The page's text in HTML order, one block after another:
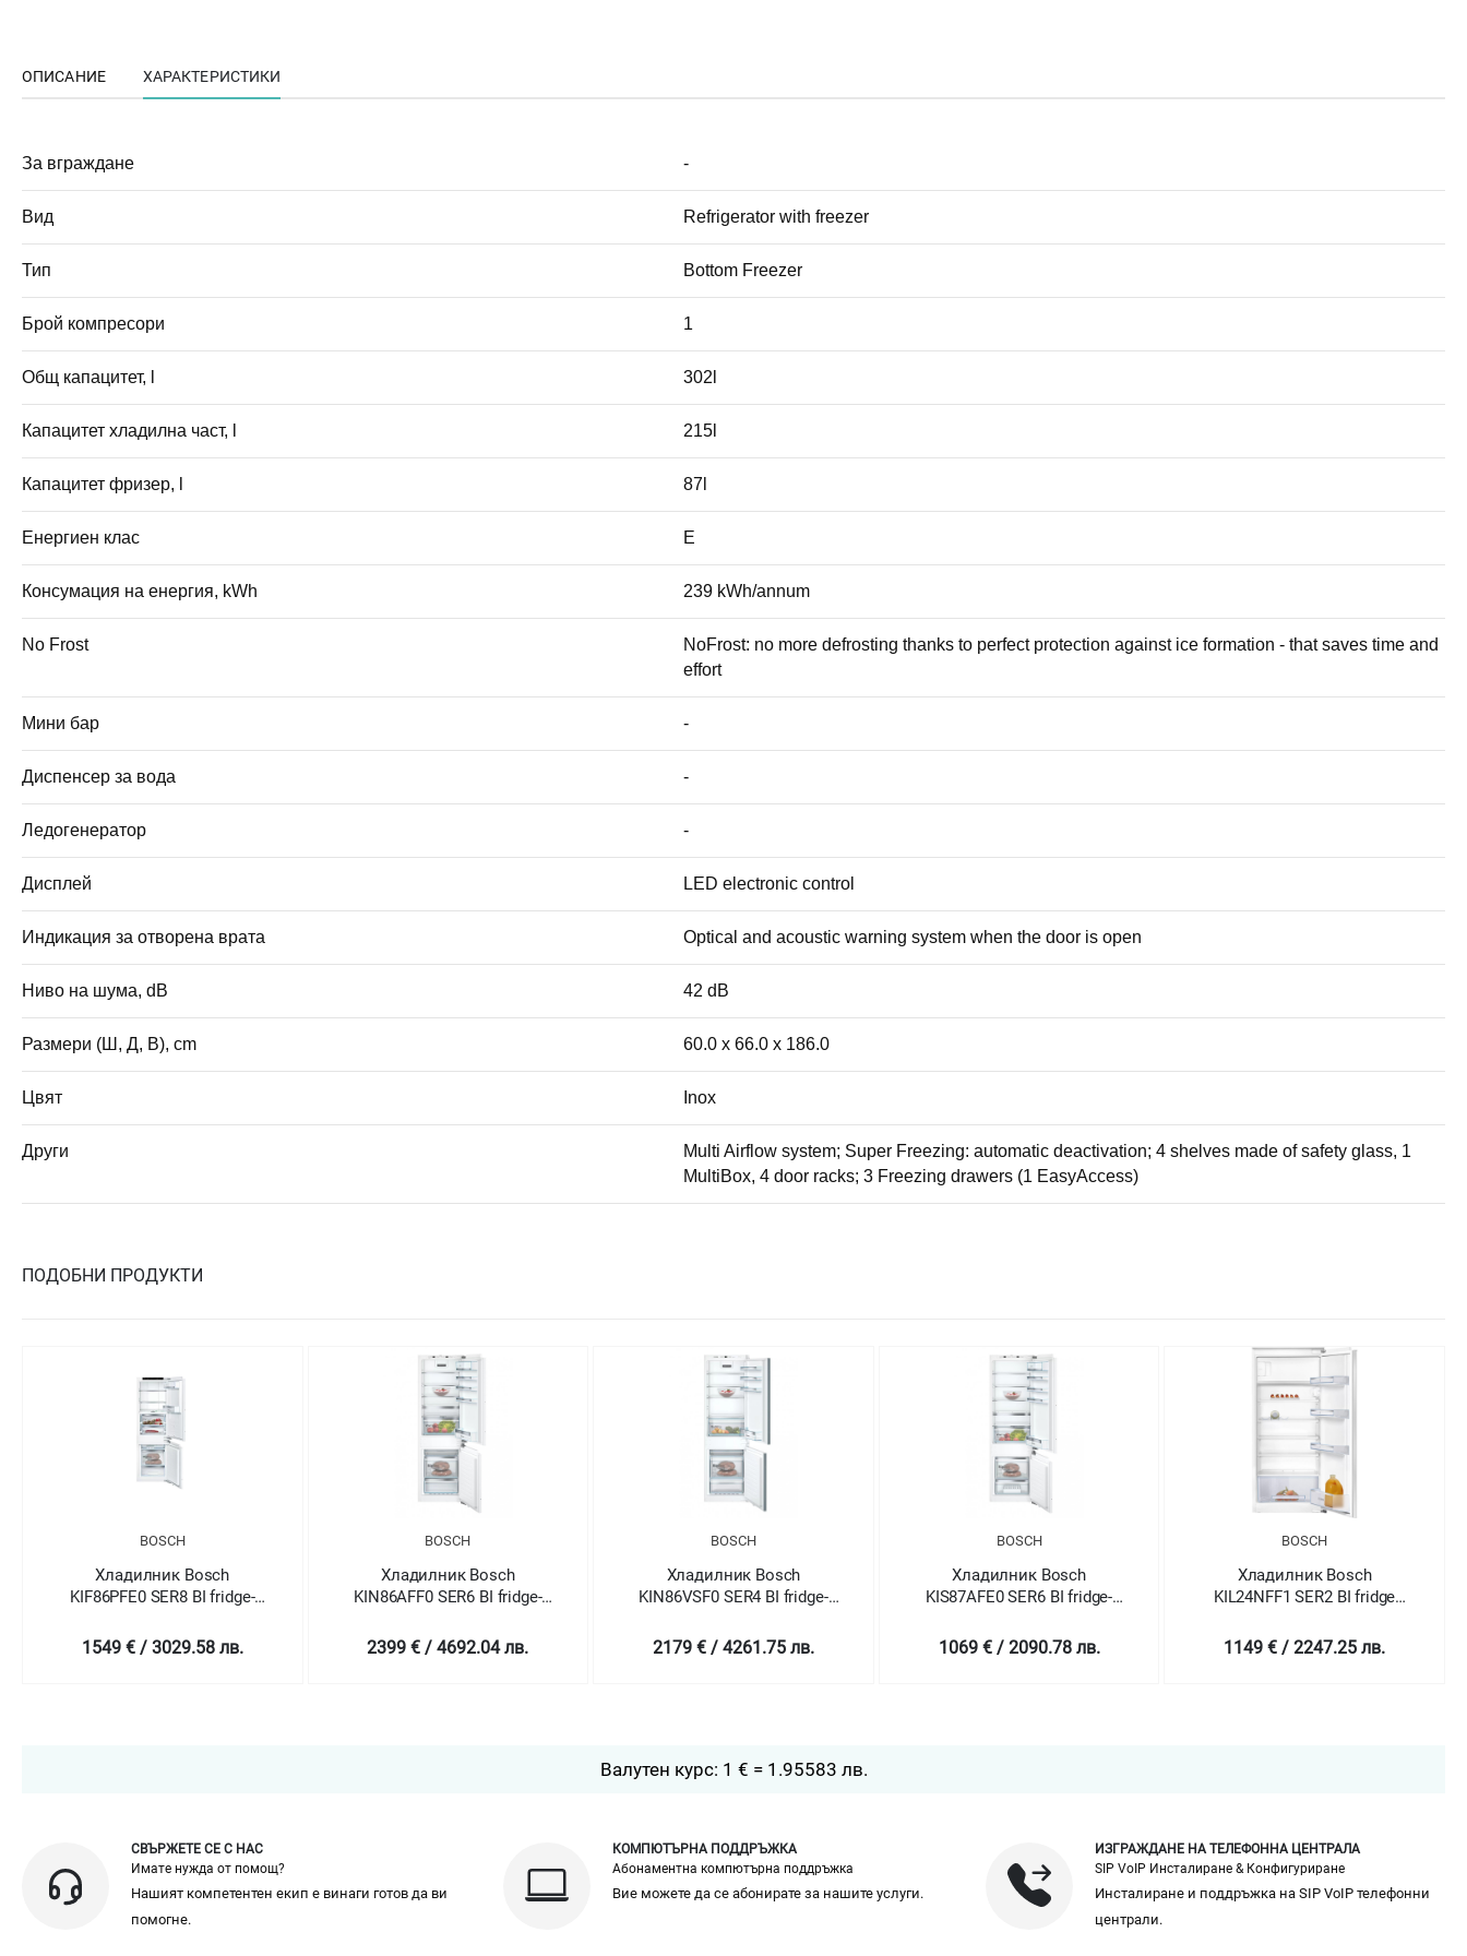
ОПИСАНИЕ ХАРАКТЕРИСТИКИ
За вграждане -
Вид Refrigerator with freezer
Тип Bottom Freezer
Брой компресори 1
Общ капацитет, l 302l
Капацитет хладилна част, l 215l
Капацитет фризер, l 87l
Енергиен клас E
Консумация на енергия, kWh 239 kWh/annum
No Frost
NoFrost: no more defrosting thanks to perfect protection against ice formation - that saves time and
effort
Мини бар -
Диспенсер за вода -
Ледогенератор -
Дисплей LED electronic control
Индикация за отворена врата Optical and acoustic warning system when the door is open
Ниво на шума, dB 42 dB
Размери (Ш, Д, В), cm 60.0 x 66.0 x 186.0
Цвят Inox
Други
Multi Airflow system; Super Freezing: automatic deactivation; 4 shelves made of safety glass, 1
MultiBox, 4 door racks; 3 Freezing drawers (1 EasyAccess)
ПОДОБНИ ПРОДУКТИ
BOSCH
Хладилник Bosch
KIF86PFE0 SER8 BI fridge-
1549 € / 3029.58 лв.
BOSCH
Хладилник Bosch
KIN86AFF0 SER6 BI fridge-
2399 € / 4692.04 лв.
BOSCH
Хладилник Bosch
KIN86VSF0 SER4 BI fridge-
2179 € / 4261.75 лв.
BOSCH
Хладилник Bosch
KIS87AFE0 SER6 BI fridge-
1069 € / 2090.78 лв.
BOSCH
Хладилник Bosch
KIL24NFF1 SER2 BI fridge
1149 € / 2247.25 лв.
Валутен курс: 1 € = 1.95583 лв.
СВЪРЖЕТЕ СЕ С НАС
Имате нужда от помощ?
Нашият компетентен екип е винаги готов да ви
помогне.
КОМПЮТЪРНА ПОДДРЪЖКА
Абонаментна компютърна поддръжка
Вие можете да се абонирате за нашите услуги.
ИЗГРАЖДАНЕ НА ТЕЛЕФОННА ЦЕНТРАЛА
SIP VoIP Инсталиране & Конфигуриране
Инсталиране и поддръжка на SIP VoIP телефонни
централи.